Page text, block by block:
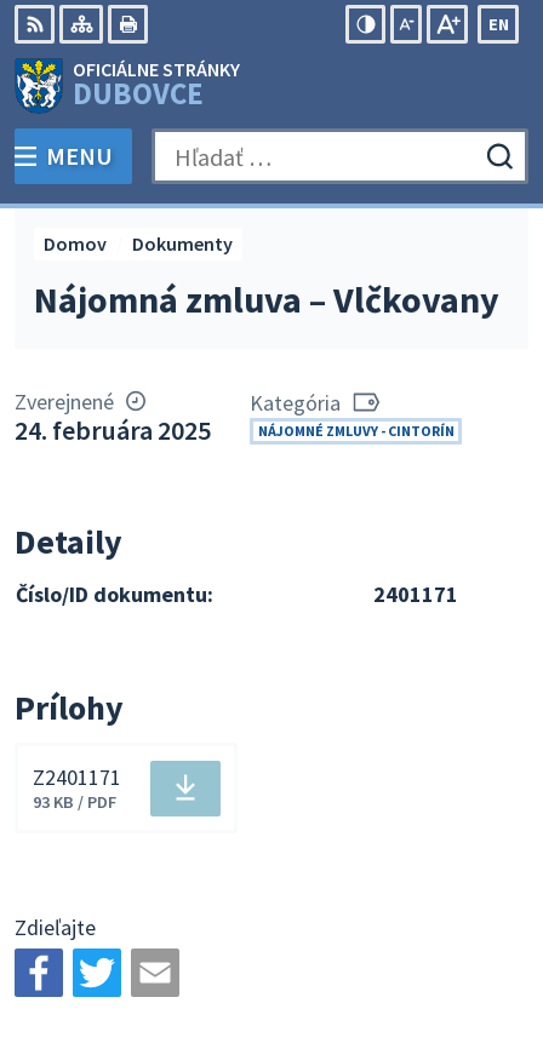
Preskočiť
na
obsah
RSS Mapa
EN
OFICIÁLNE STRÁNKY
DUBOVCE
PREPNÚŤ
MENU Hľadať:
Nájomná zmluva – Vlčkovany
Domov Dokumenty
Zverejnené
24. februára 2025
Kategória
NÁJOMNÉ ZMLUVY - CINTORÍN
Detaily
Číslo/ID dokumentu: 2401171
Prílohy
Stiahnuť
Z2401171
93 KB / PDF
Zdieľajte